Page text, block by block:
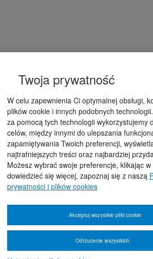
Twoja prywatność
W celu zapewnienia Ci optymalnej obsługi,
plików cookie i innych podobnych
za pomocą tych technologii wykorzystujemy
celów, między innymi do ulepszania
zapamiętywania Twoich preferencji,
najtrafniejszych treści oraz najbardziej
Możesz wybrać swoje preferencje, klikając w
dowiedzieć się więcej, zapoznaj się z naszą
prywatności i plików cookies
Odrzucenie wszystkich
Akceptuj wszystkie pliki cookie